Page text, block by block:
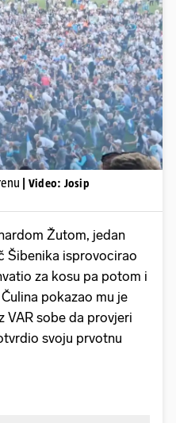
videa...
| Video: Josip
Žutom, jedan
Šibenika isprovocirao
za kosu pa potom i
pokazao mu je
VAR sobe da provjeri
svoju prvotnu